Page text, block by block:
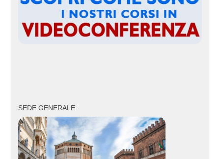
SEDE GENERALE